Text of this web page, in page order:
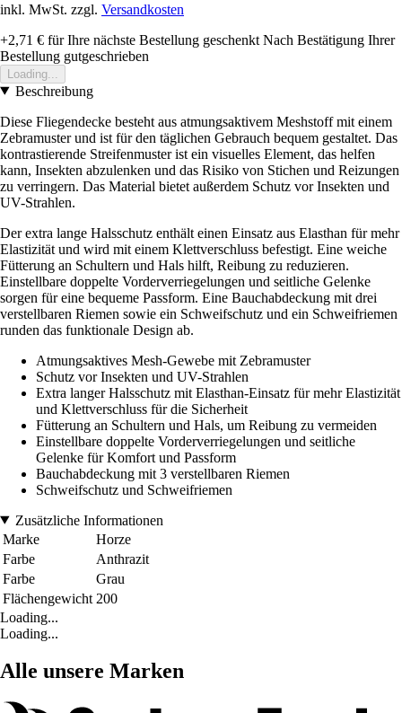
inkl. MwSt. zzgl. Versandkosten
+2,71 € für Ihre nächste Bestellung geschenkt Nach Bestätigung Ihrer
Bestellung gutgeschrieben
Loading...
Beschreibung
Diese Fliegendecke besteht aus atmungsaktivem Meshstoff mit einem
Zebramuster und ist für den täglichen Gebrauch bequem gestaltet. Das
kontrastierende Streifenmuster ist ein visuelles Element, das helfen
kann, Insekten abzulenken und das Risiko von Stichen und Reizungen
zu verringern. Das Material bietet außerdem Schutz vor Insekten und
UV-Strahlen.
Der extra lange Halsschutz enthält einen Einsatz aus Elasthan für mehr
Elastizität und wird mit einem Klettverschluss befestigt. Eine weiche
Fütterung an Schultern und Hals hilft, Reibung zu reduzieren.
Einstellbare doppelte Vorderverriegelungen und seitliche Gelenke
sorgen für eine bequeme Passform. Eine Bauchabdeckung mit drei
verstellbaren Riemen sowie ein Schweifschutz und ein Schweifriemen
runden das funktionale Design ab.
Atmungsaktives Mesh-Gewebe mit Zebramuster
Schutz vor Insekten und UV-Strahlen
Extra langer Halsschutz mit Elasthan-Einsatz für mehr Elastizität
und Klettverschluss für die Sicherheit
Fütterung an Schultern und Hals, um Reibung zu vermeiden
Einstellbare doppelte Vorderverriegelungen und seitliche
Gelenke für Komfort und Passform
Bauchabdeckung mit 3 verstellbaren Riemen
Schweifschutz und Schweifriemen
Zusätzliche Informationen
Marke
Horze
Farbe
Anthrazit
Farbe
Grau
Flächengewicht 200
Loading...
Loading...
Alle unsere Marken